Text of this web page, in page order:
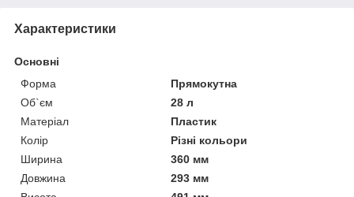
Характеристики
Основні
Форма
Прямокутна
Об`єм
28 л
Матеріал
Пластик
Колір
Різні кольори
Ширина
360 мм
Довжина
293 мм